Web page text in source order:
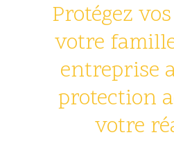
Protégez
votre
entreprise
protection
votre